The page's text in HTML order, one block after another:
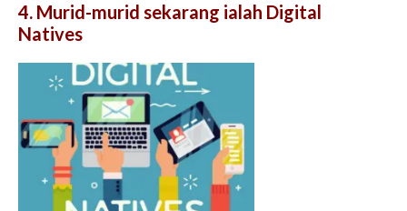
4. Murid-murid sekarang ialah Digital
Natives